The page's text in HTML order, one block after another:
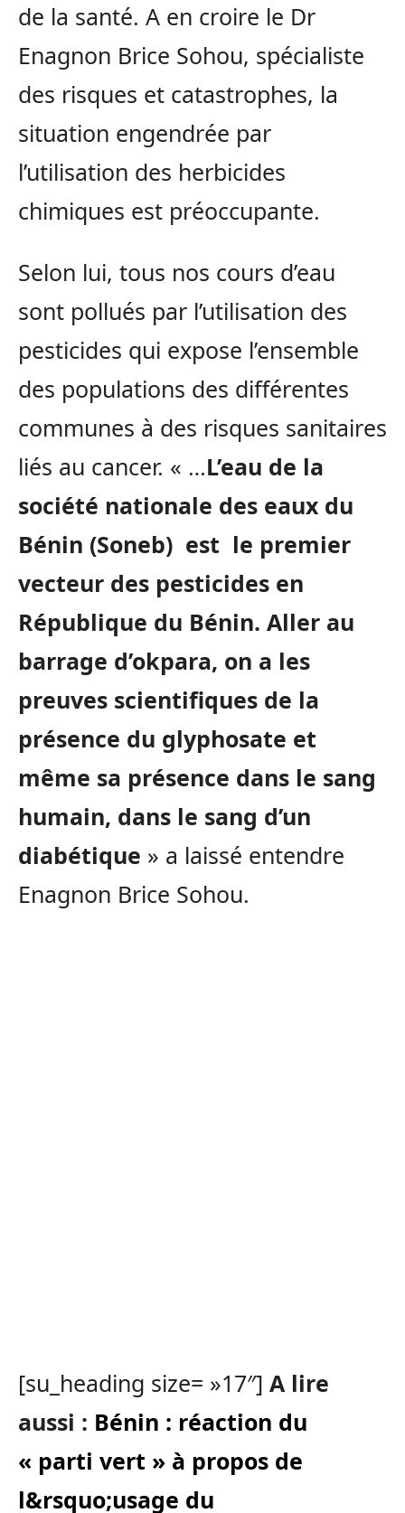
de la santé. A en croire le Dr
Enagnon Brice Sohou, spécialiste
des risques et catastrophes, la
situation engendrée par
l’utilisation des herbicides
chimiques est préoccupante.
Selon lui, tous nos cours d’eau
sont pollués par l’utilisation des
pesticides qui expose l’ensemble
des populations des différentes
communes à des risques sanitaires
liés au cancer. « …L’eau de la
société nationale des eaux du
Bénin (Soneb) est le premier
vecteur des pesticides en
République du Bénin. Aller au
barrage d’okpara, on a les
preuves scientifiques de la
présence du glyphosate et
même sa présence dans le sang
humain, dans le sang d’un
diabétique » a laissé entendre
Enagnon Brice Sohou.
[su_heading size= »17″] A lire
aussi : Bénin : réaction du
« parti vert » à propos de
l&rsquo;usage du